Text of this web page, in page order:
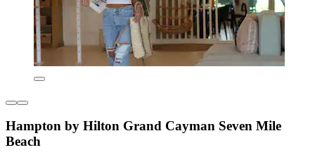
Hampton by Hilton Grand Cayman Seven Mile
Beach